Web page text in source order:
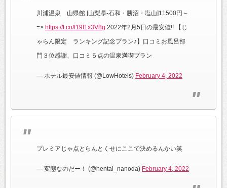
川浦温泉 山県館 [山梨県-石和・勝沼・塩山]11500円～
=> https://t.co/f19I1x3V8g 2022年2月5日の最安値!! 【じ
ゃらん限定 ランキング記念プラン♪】口コミお風呂部
門３位感謝、口コミ５点の温泉満喫プラン
— ホテル最安値情報 (@LowHotels) February 4, 2022
プレミアじゃ点とらんとくせにここで決めるんかい笑
— 変態なのだー！ (@hentai_nanoda) February 4, 2022